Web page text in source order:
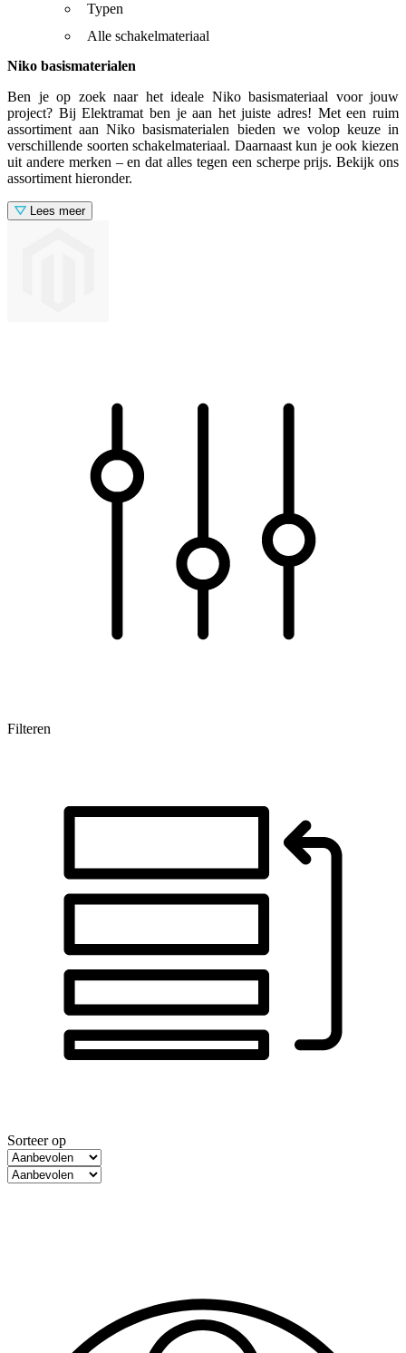
Typen
Alle schakelmateriaal
Niko basismaterialen
Ben je op zoek naar het ideale Niko basismateriaal voor jouw
project? Bij Elektramat ben je aan het juiste adres! Met een ruim
assortiment aan Niko basismaterialen bieden we volop keuze in
verschillende soorten schakelmateriaal. Daarnaast kun je ook kiezen
uit andere merken – en dat alles tegen een scherpe prijs. Bekijk ons
assortiment hieronder.
Lees meer
Filteren
Sorteer op